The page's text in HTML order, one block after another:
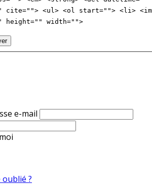
cite=""> <ul> <ol start=""> <li>
height="" width="">
e-mail
?